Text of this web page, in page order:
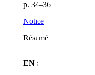
p. 34–36
Notice
Résumé
EN :